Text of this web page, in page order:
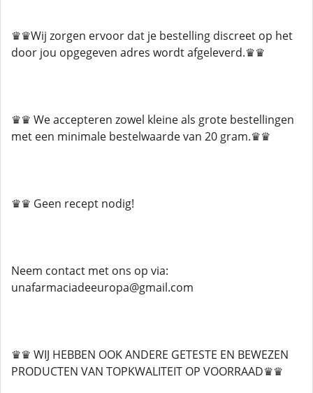
♛♛Wij zorgen ervoor dat je bestelling discreet op het
door jou opgegeven adres wordt afgeleverd.♛♛
♛♛ We accepteren zowel kleine als grote bestellingen
met een minimale bestelwaarde van 20 gram.♛♛
♛♛ Geen recept nodig!
Neem contact met ons op via:
unafarmaciadeeuropa@gmail.com
♛♛ WIJ HEBBEN OOK ANDERE GETESTE EN BEWEZEN
PRODUCTEN VAN TOPKWALITEIT OP VOORRAAD♛♛